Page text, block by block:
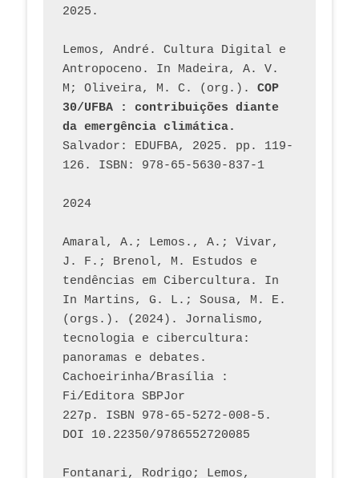
2025.
Lemos, André. Cultura Digital e
Antropoceno. In Madeira, A. V.
M; Oliveira, M. C. (org.). COP
30/UFBA : contribuições diante
da emergência climática.
Salvador: EDUFBA, 2025. pp. 119-
126. ISBN: 978-65-5630-837-1
2024
Amaral, A.; Lemos., A.; Vivar,
J. F.; Brenol, M. Estudos e
tendências em Cibercultura. In
In Martins, G. L.; Sousa, M. E.
(orgs.). (2024). Jornalismo,
tecnologia e cibercultura:
panoramas e debates.
Cachoeirinha/Brasília :
Fi/Editora SBPJor
227p. ISBN 978-65-5272-008-5.
DOI 10.22350/9786552720085
Fontanari, Rodrigo; Lemos,